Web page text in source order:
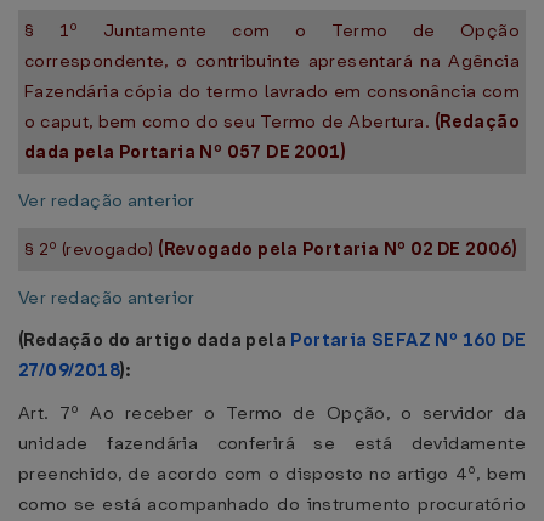
§ 1º Juntamente com o Termo de Opção
correspondente, o contribuinte apresentará na Agência
Fazendária cópia do termo lavrado em consonância com
o caput, bem como do seu Termo de Abertura. (Redação
dada pela Portaria Nº 057 DE 2001)
Ver redação anterior
§ 2º (revogado) (Revogado pela Portaria Nº 02 DE 2006)
Ver redação anterior
(Redação do artigo dada pela Portaria SEFAZ Nº 160 DE
27/09/2018):
Art. 7º Ao receber o Termo de Opção, o servidor da
unidade fazendária conferirá se está devidamente
preenchido, de acordo com o disposto no artigo 4º, bem
como se está acompanhado do instrumento procuratório